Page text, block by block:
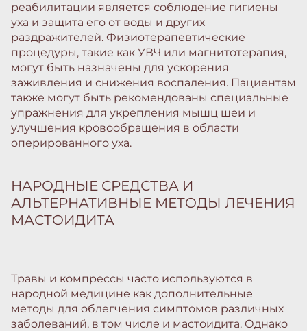
реабилитации является соблюдение гигиены
уха и защита его от воды и других
раздражителей. Физиотерапевтические
процедуры, такие как УВЧ или магнитотерапия,
могут быть назначены для ускорения
заживления и снижения воспаления. Пациентам
также могут быть рекомендованы специальные
упражнения для укрепления мышц шеи и
улучшения кровообращения в области
оперированного уха.
НАРОДНЫЕ СРЕДСТВА И
АЛЬТЕРНАТИВНЫЕ МЕТОДЫ ЛЕЧЕНИЯ
МАСТОИДИТА
Травы и компрессы часто используются в
народной медицине как дополнительные
методы для облегчения симптомов различных
заболеваний, в том числе и мастоидита. Однако